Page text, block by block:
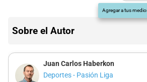
Agregar a tus
Sobre el Autor
Juan Carlos Haberkon
Deportes - Pasión Liga